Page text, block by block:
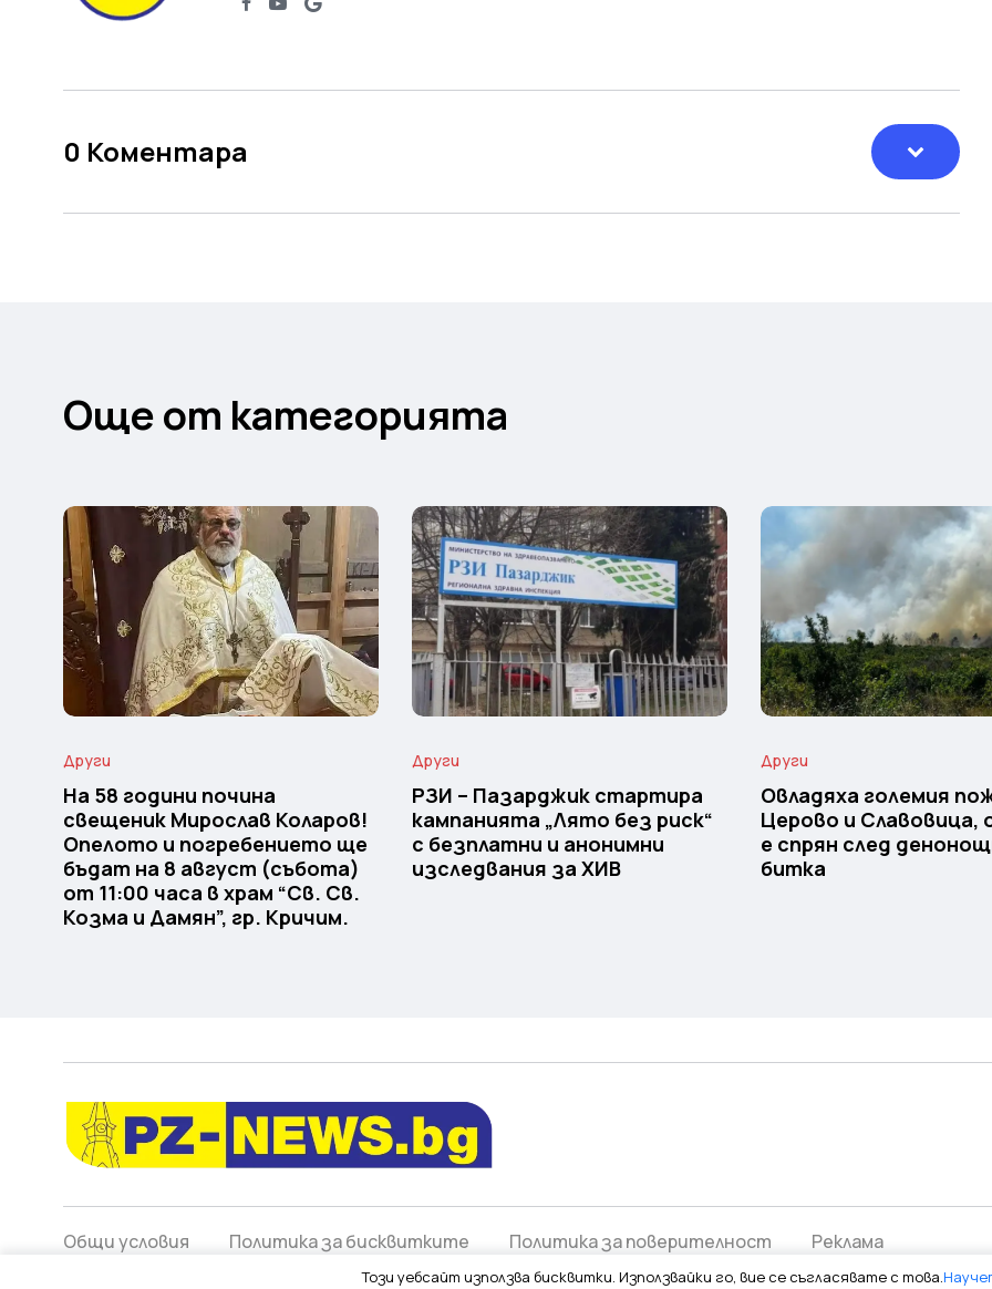
0 Коментара
Още от категорията
Други
На 58 години почина
свещеник Мирослав Коларов!
Опелото и погребението ще
бъдат на 8 август (събота)
от 11:00 часа в храм “Св. Св.
Козма и Дамян”, гр. Кричим.
Други
РЗИ – Пазарджик стартира
кампанията „Лято без риск“
с безплатни и анонимни
изследвания за ХИВ
Други
Овладяха големия
Церово и Славовица,
е спрян след
битка
Общи условия Политика за бисквитките Политика за поверителност Реклама
Този уебсайт използва бисквитки. Използвайки го, вие се съгласявате с това.